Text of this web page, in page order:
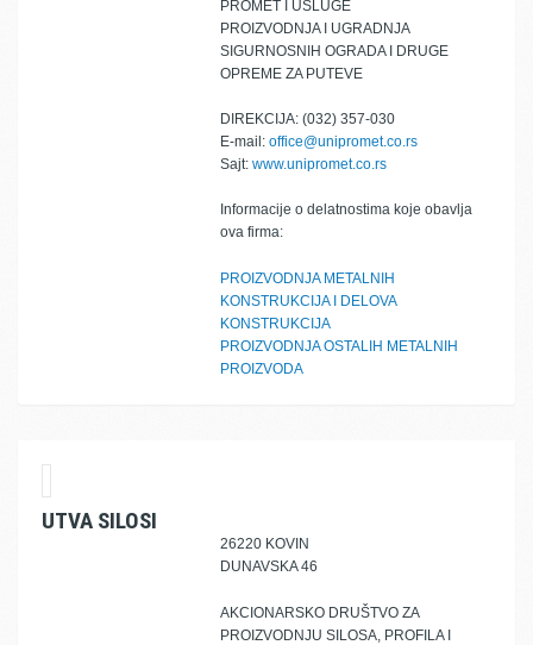
PROMET I USLUGE
PROIZVODNJA I UGRADNJA
SIGURNOSNIH OGRADA I DRUGE
OPREME ZA PUTEVE
DIREKCIJA: (032) 357-030
E-mail: office@unipromet.co.rs
Sajt: www.unipromet.co.rs
Informacije o delatnostima koje obavlja
ova firma:
PROIZVODNJA METALNIH
KONSTRUKCIJA I DELOVA
KONSTRUKCIJA
PROIZVODNJA OSTALIH METALNIH
PROIZVODA
UTVA SILOSI
26220 KOVIN
DUNAVSKA 46
AKCIONARSKO DRUŠTVO ZA
PROIZVODNJU SILOSA, PROFILA I